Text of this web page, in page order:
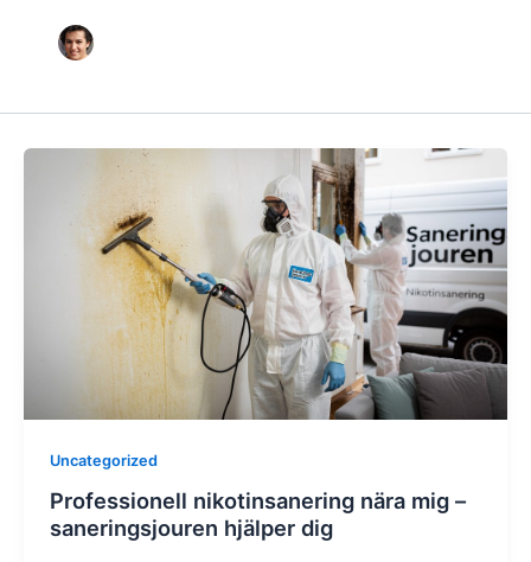
Uncategorized
Professionell nikotinsanering nära mig –
saneringsjouren hjälper dig